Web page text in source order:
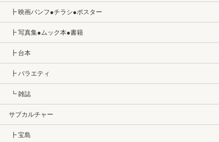
┣ 映画パンフ●チラシ●ポスター
┣ 写真集●ムック本●書籍
┣ 台本
┣ バラエティ
┗ 雑誌
サブカルチャー
┣ 宝島